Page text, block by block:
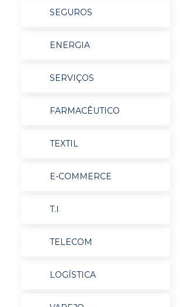
SEGUROS
ENERGIA
SERVIÇOS
FARMACÊUTICO
TEXTIL
E-COMMERCE
T.I
TELECOM
LOGÍSTICA